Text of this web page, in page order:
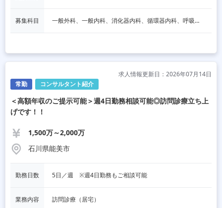
募集科目 一般外科、一般内科、消化器内科、循環器内科、呼吸器内科、血液内科、脳神経内科、内分泌内科、老人内科、消化器外科、その他
常勤 コンサルタント紹介
求人情報更新日：2026年07月14日
＜高額年収のご提示可能＞週4日勤務相談可能◎訪問診療立ち上
げです！！
1,500万～2,000万
石川県能美市
勤務日数 5日／週　※週4日勤務もご相談可能
業務内容 訪問診療（居宅）